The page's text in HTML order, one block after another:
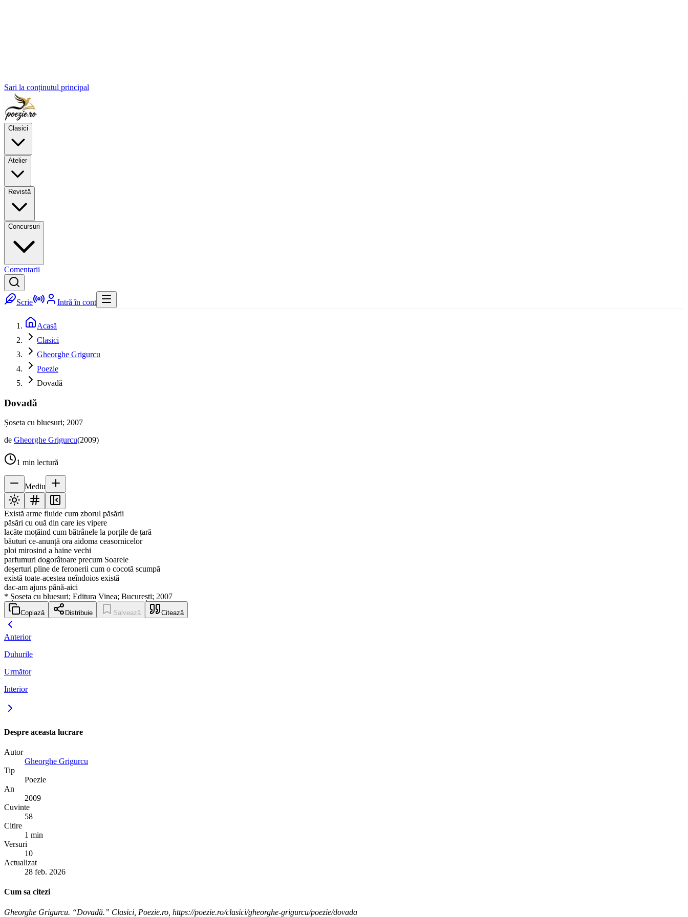
Sari la conținutul principal
Clasici
Atelier
Revistă
Concursuri
Comentarii
Scrie Intră în cont
Acasă
Clasici
Gheorghe Grigurcu
Poezie
Dovadă
Dovadă
Șoseta cu bluesuri; 2007
de Gheorghe Grigurcu(2009)
1 min lectură
Mediu
Există arme fluide cum zborul păsării
păsări cu ouă din care ies vipere
lacăte moțăind cum bătrânele la porțile de țară
băuturi ce-anunță ora aidoma ceasornicelor
ploi mirosind a haine vechi
parfumuri dogorâtoare precum Soarele
deșerturi pline de feronerii cum o cocotă scumpă
există toate-acestea neîndoios există
dac-am ajuns până-aici
* Șoseta cu bluesuri; Editura Vinea; București; 2007
Copiază Distribuie Salvează Citează
Anterior
Duhurile
Următor
Interior
Despre aceasta lucrare
Autor
Gheorghe Grigurcu
Tip
Poezie
An
2009
Cuvinte
58
Citire
1 min
Versuri
10
Actualizat
28 feb. 2026
Cum sa citezi
Gheorghe Grigurcu. “Dovadă.” Clasici, Poezie.ro, https://poezie.ro/clasici/gheorghe-grigurcu/poezie/dovada